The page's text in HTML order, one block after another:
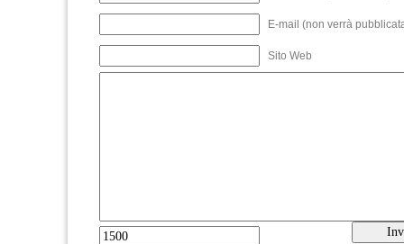
E-mail (non verrà
Sito Web